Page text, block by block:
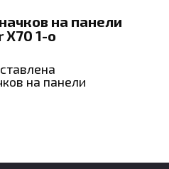
на панели
X70 1-о
на панели